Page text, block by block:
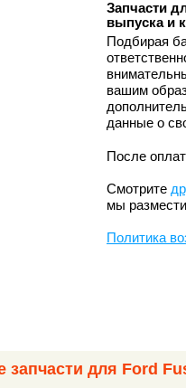
Запчасти
выпуска и
Подбирая
вашим
данные о
После
Смотрите
мы
Политика
запчасти для Ford